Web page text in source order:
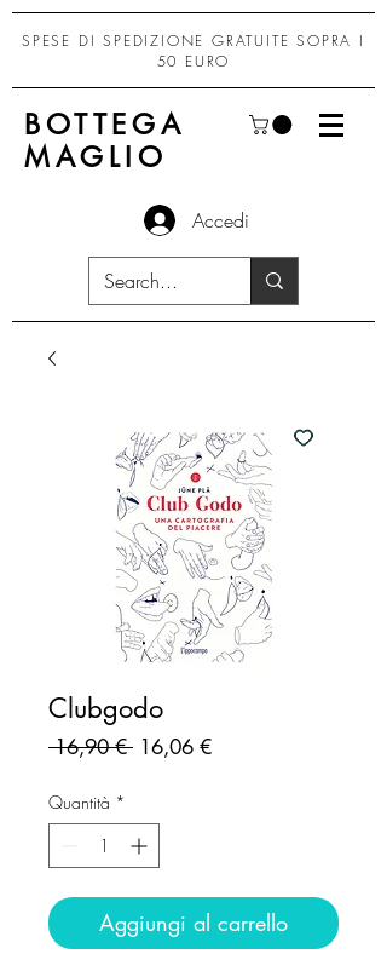
SPESE DI SPEDIZIONE GRATUITE SOPRA I
50 EURO
BOTTEGA
MAGLIO
Accedi
Clubgodo
16,90 € Prezzo
16,06 €Prezzo
Quantità *
Aggiungi al carrello